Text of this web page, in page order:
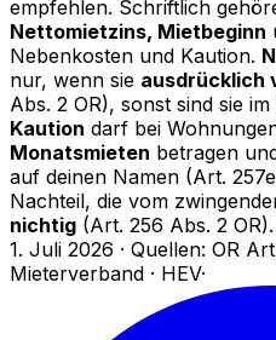
empfehlen. Schriftlich
Nettomietzins, Mietbeginn
Nebenkosten und Kaution.
nur, wenn sie ausdrücklich
Abs. 2 OR), sonst sind sie
Kaution darf bei
Monatsmieten betragen
auf deinen Namen (Art.
Nachteil, die vom
nichtig (Art. 256 Abs. 2 OR).
1. Juli 2026 · Quellen: OR
Mieterverband · HEV·